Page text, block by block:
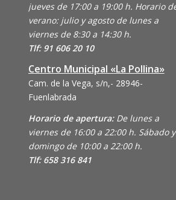
jueves de 17:00 a 19:00 h. Horario
verano: julio y agosto de lunes a
viernes de 8:30 a 14:30 h.
Tlf: 91 606 20 10
Centro Municipal «La Pollina»
Cam. de la Vega, s/n,- 28946-
Fuenlabrada
Horario de apertura: De lunes a
viernes de 16:00 a 22:00 h. Sábado y
domingo de 10:00 a 22:00 h.
Tlf: 658 316 841